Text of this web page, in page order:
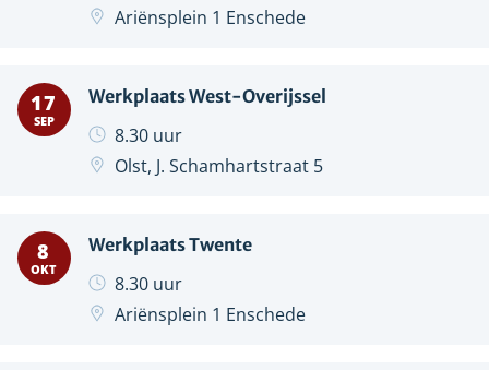
Locatie:
Ariënsplein 1 Enschede
Werkplaats West-Overijssel
17
September
SEP
8.30 uur
Locatie:
Olst, J. Schamhartstraat 5
Werkplaats Twente
8
Oktober
OKT
8.30 uur
Locatie:
Ariënsplein 1 Enschede